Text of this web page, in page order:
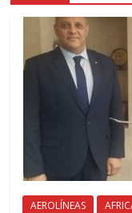
AEROLÍNEAS